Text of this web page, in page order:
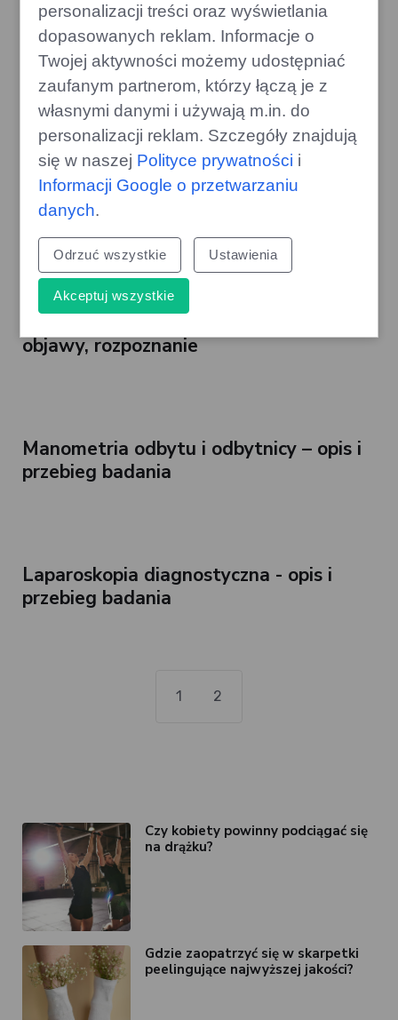
Nietolerancja laktozy - choroba
przewodu pokarmowego
Domowe sposoby na zaparcia - porady
dietetyka
objawy, rozpoznanie
Manometria odbytu i odbytnicy – opis i
przebieg badania
Laparoskopia diagnostyczna - opis i
przebieg badania
1 2
Czy kobiety powinny podciągać się
na drążku?
Gdzie zaopatrzyć się w skarpetki
peelingujące najwyższej jakości?
personalizacji treści oraz wyświetlania
dopasowanych reklam. Informacje o
Twojej aktywności możemy udostępniać
zaufanym partnerom, którzy łączą je z
własnymi danymi i używają m.in. do
personalizacji reklam. Szczegóły znajdują
się w naszej Polityce prywatności i
Informacji Google o przetwarzaniu
danych.
Odrzuć wszystkie Ustawienia
Akceptuj wszystkie